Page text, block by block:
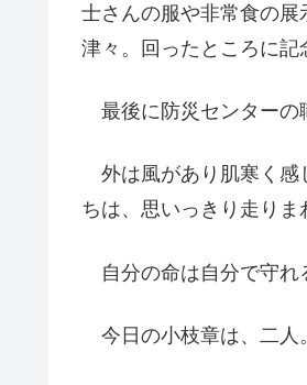
士さんの服や非常食の
津々。回ったところに記
最後に防災センターの
外は風があり肌寒く感
ちは、思いっきり走りま
自分の命は自分で守れ
今日の小枝章は、二人。